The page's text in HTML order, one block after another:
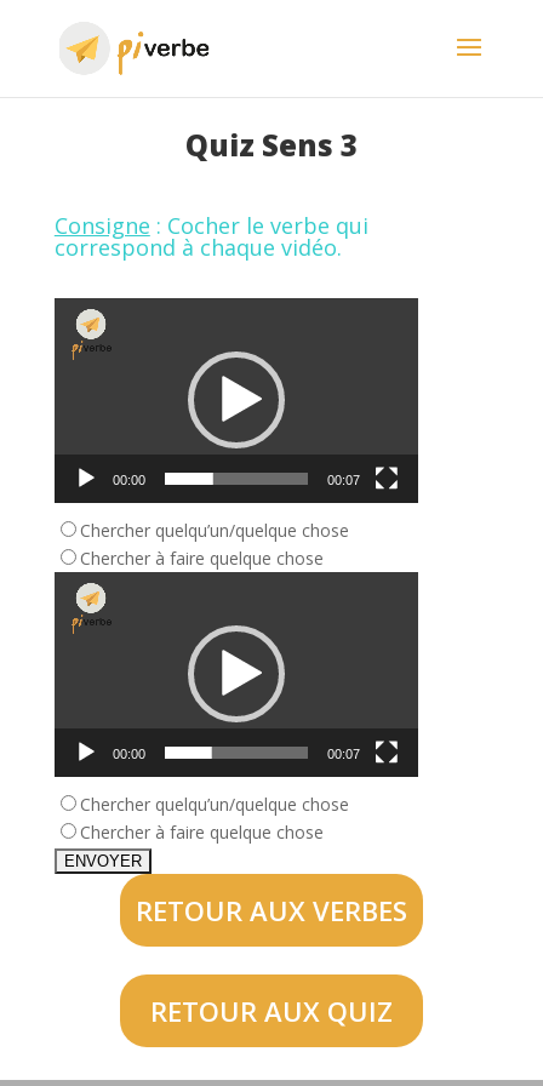
Quiz Sens 3
Consigne : Cocher le verbe qui
correspond à chaque vidéo.
Lecteur
vidéo
00:00 00:07
Chercher quelqu’un/quelque chose
Chercher à faire quelque chose
Lecteur
vidéo
00:00 00:07
Chercher quelqu’un/quelque chose
Chercher à faire quelque chose
RETOUR AUX VERBES
RETOUR AUX QUIZ